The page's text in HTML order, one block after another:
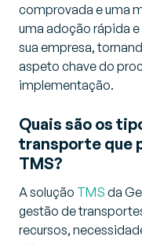
comprovada e uma
uma adoção rápida
sua empresa,
aspeto chave do
implementação.
Quais são os
transporte que
TMS?
A solução TMS da
gestão de
recursos,